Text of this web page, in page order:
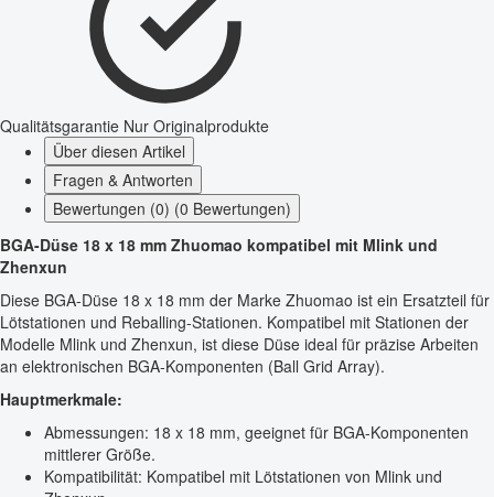
Qualitätsgarantie Nur Originalprodukte
Über diesen Artikel
Fragen & Antworten
Bewertungen (0) (0 Bewertungen)
BGA-Düse 18 x 18 mm Zhuomao kompatibel mit Mlink und
Zhenxun
Diese BGA-Düse 18 x 18 mm der Marke Zhuomao ist ein Ersatzteil für
Lötstationen und Reballing-Stationen. Kompatibel mit Stationen der
Modelle Mlink und Zhenxun, ist diese Düse ideal für präzise Arbeiten
an elektronischen BGA-Komponenten (Ball Grid Array).
Hauptmerkmale:
Abmessungen: 18 x 18 mm, geeignet für BGA-Komponenten
mittlerer Größe.
Kompatibilität: Kompatibel mit Lötstationen von Mlink und